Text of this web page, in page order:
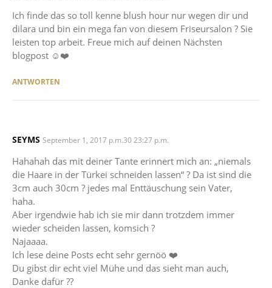
Ich finde das so toll kenne blush hour nur wegen dir und
dilara und bin ein mega fan von diesem Friseursalon ? Sie
leisten top arbeit. Freue mich auf deinen Nächsten
blogpost ☺️❤️
ANTWORTEN
SEYMS SAYS:
September 1, 2017 p.m.30 23:27 p.m.
Hahahah das mit deiner Tante erinnert mich an: „niemals
die Haare in der Türkei schneiden lassen“ ? Da ist sind die
3cm auch 30cm ? jedes mal Enttäuschung sein Vater,
haha.
Aber irgendwie hab ich sie mir dann trotzdem immer
wieder scheiden lassen, komsich ?
Najaaaa.
Ich lese deine Posts echt sehr gernöö ❤️
Du gibst dir echt viel Mühe und das sieht man auch,
Danke dafür ??